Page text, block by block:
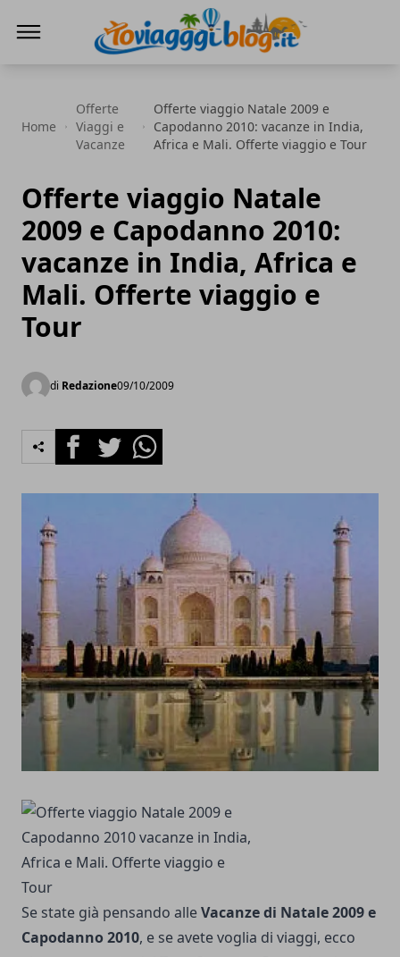
Home
Offerte
Viaggi e
Vacanze
Offerte viaggio Natale 2009 e
Capodanno 2010: vacanze in India,
Africa e Mali. Offerte viaggio e Tour
Offerte viaggio Natale
2009 e Capodanno 2010:
vacanze in India, Africa e
Mali. Offerte viaggio e
Tour
di Redazione09/10/2009
FacebookTwitterWhatsapp
Se state già pensando alleVacanze di Natale 2009 e
Capodanno 2010, e se avete voglia di viaggi, ecco